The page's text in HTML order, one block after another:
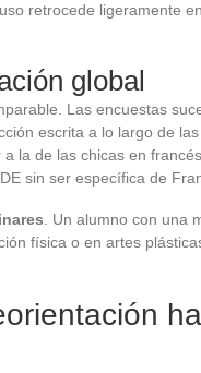
retrocede ligeramente
global
Las encuestas
escrita a lo largo de
la de las chicas en
sin ser específica de
. Un alumno con una
física o en artes